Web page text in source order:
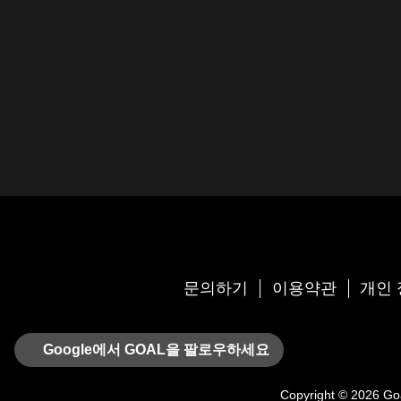
문의하기 이용약관 개인
Google에서 GOAL을 팔로우하세요
Copyright © 2026